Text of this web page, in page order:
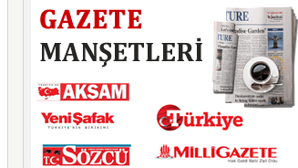
E-Devlet Unutulan Para Sorgulaması
Başladı: Unuttuğunuz Paralar
Ortaya Çıkabilir, Mirasçıları da
İlgilendiriyor
Dijital ödeme alışkanlıklarının
yaygınlaşmasıyla birlikte elektr...
İşte Okullarda Öğrencilerin
Kıyafet/Formalarının Belirlenmesine
Dair Usul ve Esaslar
Genel Müdürlüğü 22.07.2026 ...